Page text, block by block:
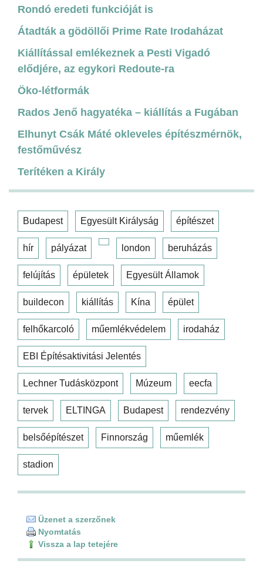
Rondó eredeti funkcióját is
Átadták a gödöllői Prime Rate Irodaházat
Kiállítással emlékeznek a Pesti Vigadó
elődjére, az egykori Redoute-ra
Öko-létformák
Rados Jenő hagyatéka – kiállítás a Fugában
Elhunyt Csák Máté okleveles építészmérnök,
festőművész
Terítéken a Király
Budapest Egyesült Királyság építészet
hír pályázat london beruházás
felújítás épületek Egyesült Államok
buildecon kiállítás Kína épület
felhőkarcoló műemlékvédelem irodaház
EBI Építésaktivitási Jelentés
Lechner Tudásközpont Múzeum eecfa
tervek ELTINGA Budapest rendezvény
belsőépítészet Finnország műemlék
stadion
Üzenet a szerzőnek
Nyomtatás
Vissza a lap tetejére